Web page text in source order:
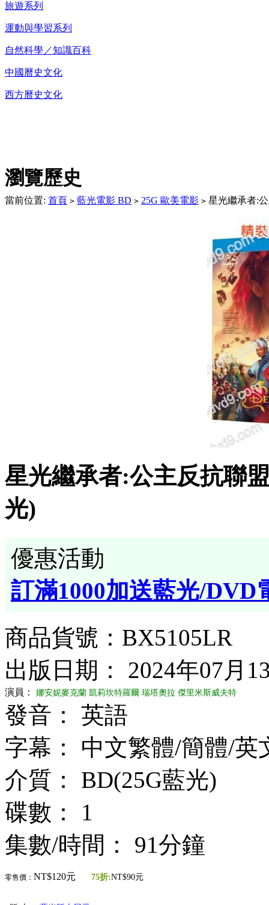
旅遊系列
運動與學習系列
自然科學／知識百科
中國曆史文化
西方曆史文化
瀏覽歷史
當前位置: 首頁 > 藍光電影 BD > 25G 歐美電影 > 星光繼承者:
星光繼承者:公主反抗聯
光)
優惠活動
訂滿1000加送藍光/DVD
商品貨號：BX5105LR
出版日期： 2024年07月
演員： 娜安妮麥克蘭 凱莉坎特羅爾 瑞塔奧拉 傑里米斯威夫特
發音： 英語
字幕： 中文繁體/簡體/英
介質： BD(25G藍光)
碟數： 1
集數/時間： 91分鐘
零售價： NT$120元 75折:NT$90元